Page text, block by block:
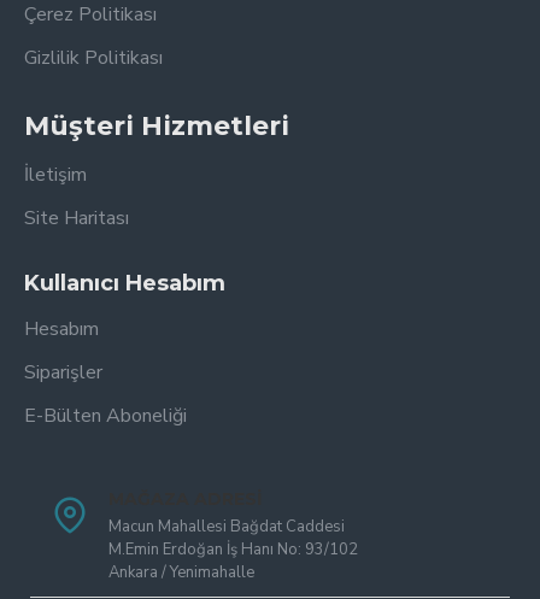
Çerez Politikası
Gizlilik Politikası
Müşteri Hizmetleri
İletişim
Site Haritası
Kullanıcı Hesabım
Hesabım
Siparişler
E-Bülten Aboneliği
Macun Mahallesi Bağdat Caddesi
M.Emin Erdoğan İş Hanı No: 93/102
Ankara / Yenimahalle